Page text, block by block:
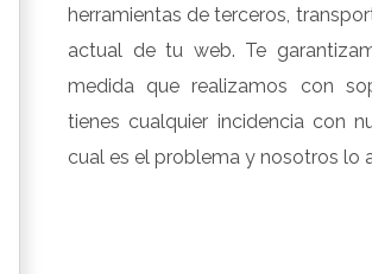
herramientas de terceros,
actual de tu web. Te
medida que realizamos con
tienes cualquier incidencia con
cual es el problema y nosotros lo